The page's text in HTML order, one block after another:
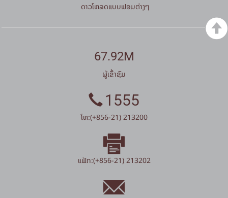
ດາວໂຫລດແບບຟອມຕ່າງໆ
67.92M
ຜູ້ເຂົ້າຊົມ
1555
ໂທ:(+856-21) 213200
ແຟັກ:(+856-21) 213202